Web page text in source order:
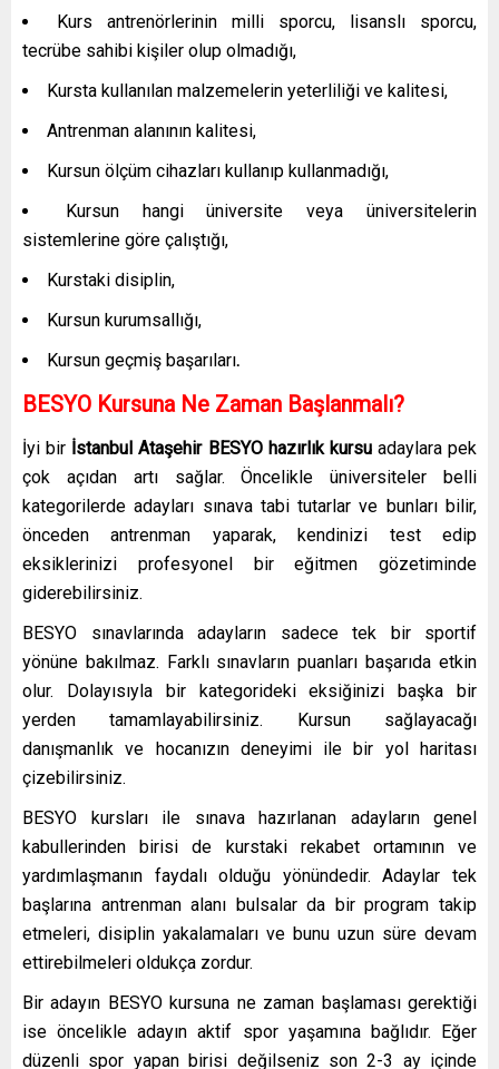
Kurs antrenörlerinin milli sporcu, lisanslı sporcu,
tecrübe sahibi kişiler olup olmadığı,
Kursta kullanılan malzemelerin yeterliliği ve kalitesi,
Antrenman alanının kalitesi,
Kursun ölçüm cihazları kullanıp kullanmadığı,
Kursun hangi üniversite veya üniversitelerin
sistemlerine göre çalıştığı,
Kurstaki disiplin,
Kursun kurumsallığı,
Kursun geçmiş başarıları.
BESYO Kursuna Ne Zaman Başlanmalı?
İyi bir İstanbul Ataşehir BESYO hazırlık kursu adaylara pek
çok açıdan artı sağlar. Öncelikle üniversiteler belli
kategorilerde adayları sınava tabi tutarlar ve bunları bilir,
önceden antrenman yaparak, kendinizi test edip
eksiklerinizi profesyonel bir eğitmen gözetiminde
giderebilirsiniz.
BESYO sınavlarında adayların sadece tek bir sportif
yönüne bakılmaz. Farklı sınavların puanları başarıda etkin
olur. Dolayısıyla bir kategorideki eksiğinizi başka bir
yerden tamamlayabilirsiniz. Kursun sağlayacağı
danışmanlık ve hocanızın deneyimi ile bir yol haritası
çizebilirsiniz.
BESYO kursları ile sınava hazırlanan adayların genel
kabullerinden birisi de kurstaki rekabet ortamının ve
yardımlaşmanın faydalı olduğu yönündedir. Adaylar tek
başlarına antrenman alanı bulsalar da bir program takip
etmeleri, disiplin yakalamaları ve bunu uzun süre devam
ettirebilmeleri oldukça zordur.
Bir adayın BESYO kursuna ne zaman başlaması gerektiği
ise öncelikle adayın aktif spor yaşamına bağlıdır. Eğer
düzenli spor yapan birisi değilseniz son 2-3 ay içinde